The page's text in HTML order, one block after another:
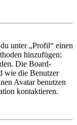
unter „Profil“ einen
hinzufügen:
Die Board-
wie die Benutzer
Avatar benutzen
kontaktieren.